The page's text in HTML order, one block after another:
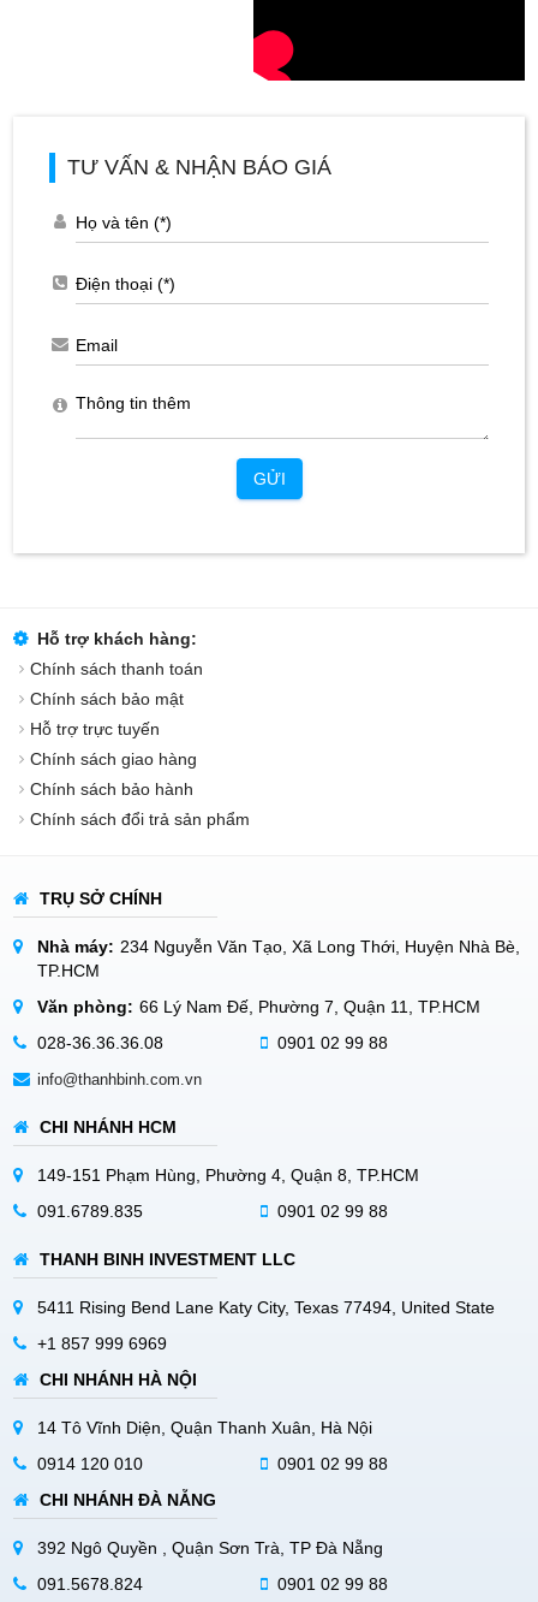
TƯ VẤN & NHẬN BÁO GIÁ
GỬI
Hỗ trợ khách hàng:
Chính sách thanh toán
Chính sách bảo mật
Hỗ trợ trực tuyến
Chính sách giao hàng
Chính sách bảo hành
Chính sách đổi trả sản phẩm
TRỤ SỞ CHÍNH
Nhà máy: 234 Nguyễn Văn Tạo, Xã Long Thới, Huyện Nhà Bè,
TP.HCM
Văn phòng: 66 Lý Nam Đế, Phường 7, Quận 11, TP.HCM
028-36.36.36.08
0901 02 99 88
info@thanhbinh.com.vn
CHI NHÁNH HCM
149-151 Phạm Hùng, Phường 4, Quận 8, TP.HCM
091.6789.835
0901 02 99 88
THANH BINH INVESTMENT LLC
5411 Rising Bend Lane Katy City, Texas 77494, United State
+1 857 999 6969
CHI NHÁNH HÀ NỘI
14 Tô Vĩnh Diện, Quận Thanh Xuân, Hà Nội
0914 120 010
0901 02 99 88
CHI NHÁNH ĐÀ NẴNG
392 Ngô Quyền , Quận Sơn Trà, TP Đà Nẵng
091.5678.824
0901 02 99 88